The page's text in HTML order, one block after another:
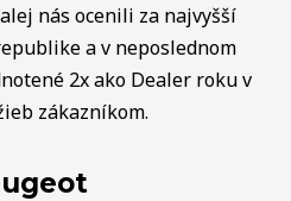
nás ocenili za najvyšší
a v neposlednom
2x ako Dealer roku v
zákazníkom.